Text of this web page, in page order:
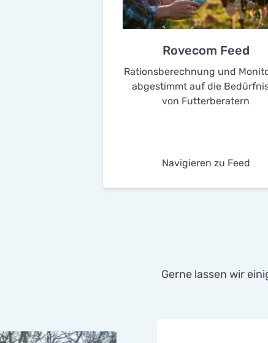
Rovecom Feed
Rationsberechnung und
abgestimmt auf die
von Futterberatern
Navigieren zu Feed
Gerne lassen wir